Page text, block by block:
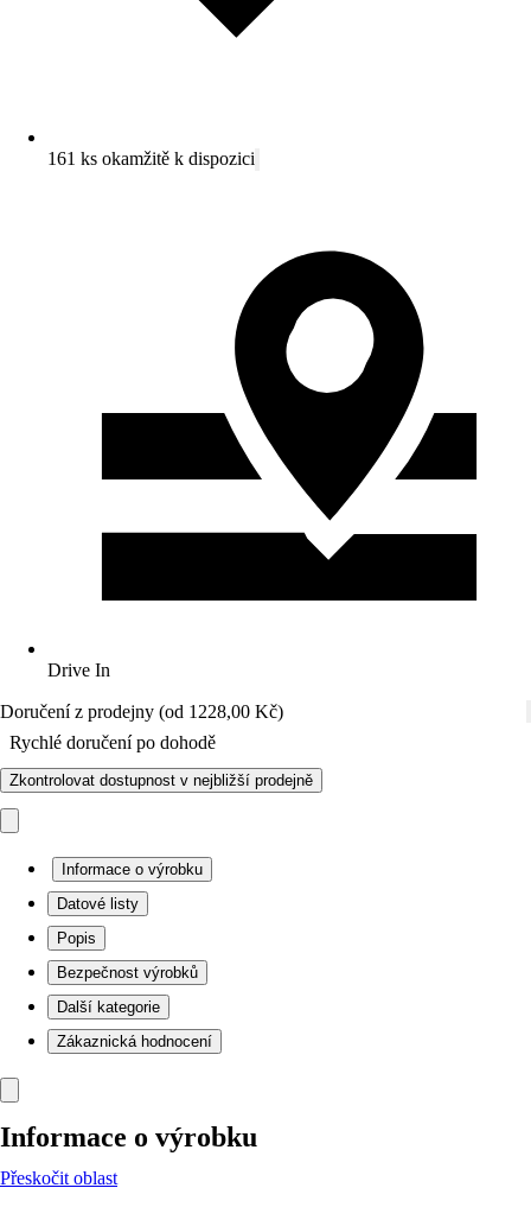
161 ks okamžitě k dispozici
Drive In
Doručení z prodejny (od 1228,00 Kč)
Rychlé doručení po dohodě
Zkontrolovat dostupnost v nejbližší prodejně
Informace o výrobku
Datové listy
Popis
Bezpečnost výrobků
Další kategorie
Zákaznická hodnocení
Informace o výrobku
Přeskočit oblast